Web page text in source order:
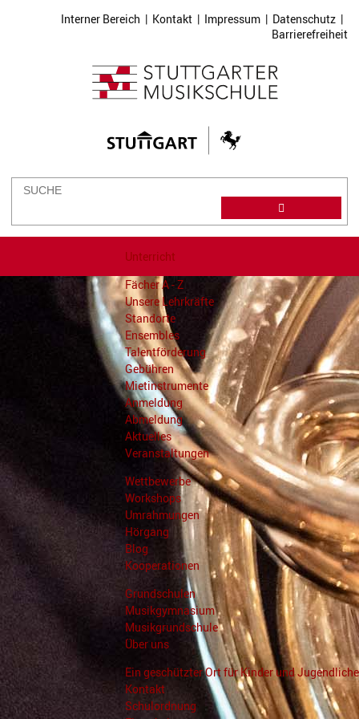
Interner Bereich | Kontakt | Impressum | Datenschutz |
Barrierefreiheit
Unterricht
Fächer A - Z
Unsere Lehrkräfte
Standorte
Ensembles
Talentförderung
Gebühren
Mietinstrumente
Anmeldung
Abmeldung
Aktuelles
Veranstaltungen
Wettbewerbe
Workshops
Umrahmungen
Hörgang
Blog
Kooperationen
Grundschulen
Musikgymnasium
Musikgrundschule
Über uns
Ein geschützter Ort für Kinder und Jugendliche
Kontakt
Schulordnung